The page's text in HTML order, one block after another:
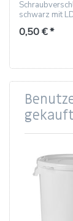
schwarz mit
17,4 mm Höhe
0,50 € *